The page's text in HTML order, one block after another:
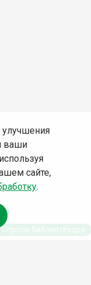
улучшения
ваши
сайте,
.
Спроси библиотекаря